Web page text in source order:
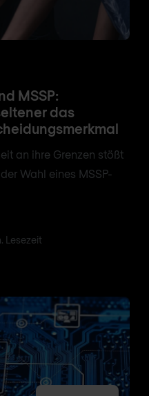
MSSP:
das
an ihre Grenzen stößt
Wahl eines MSSP-
Lesezeit